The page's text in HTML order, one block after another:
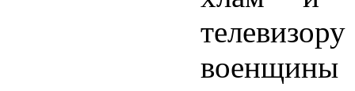
военщины